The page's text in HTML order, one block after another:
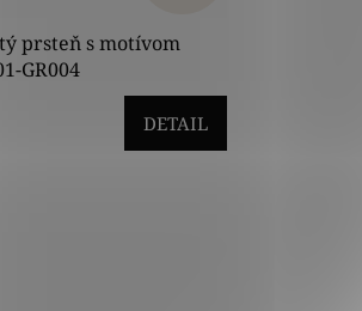
prsteň s motívom
GR004
DETAIL